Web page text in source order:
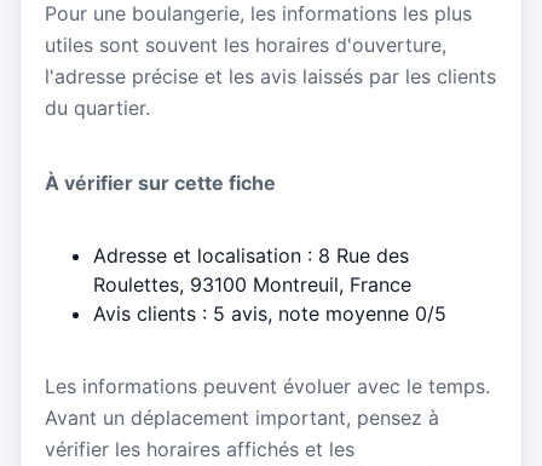
Pour une boulangerie, les informations les plus
utiles sont souvent les horaires d'ouverture,
l'adresse précise et les avis laissés par les clients
du quartier.
À vérifier sur cette fiche
Adresse et localisation : 8 Rue des
Roulettes, 93100 Montreuil, France
Avis clients : 5 avis, note moyenne 0/5
Les informations peuvent évoluer avec le temps.
Avant un déplacement important, pensez à
vérifier les horaires affichés et les